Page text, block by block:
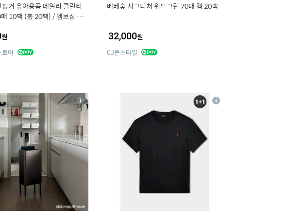
거 유아용품 데일리 클린티
10팩 (총 20팩) / 엠보싱 소
원
어
베베숲 시그니처 위드그린 70매 캡 20팩
32,000원
CJ온스타일
상
세
상